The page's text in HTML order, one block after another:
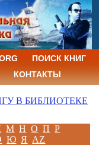
ПОИСК КНИГ
КОНТАКТЫ
В БИБЛИОТЕКЕ
М Н О П Р
Ю Я AZ